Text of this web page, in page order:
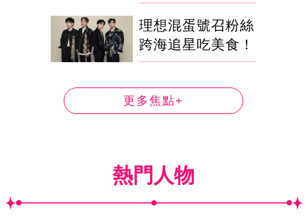
理想混蛋號召粉絲
跨海追星吃美食！
更多焦點+
熱門人物